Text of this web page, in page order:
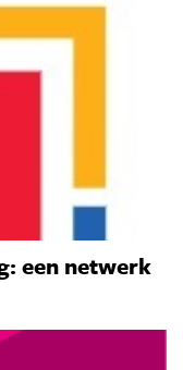
een netwerk